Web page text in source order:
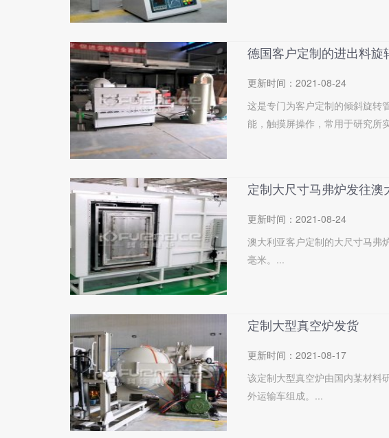
德国客户定制的进出料旋
更新时间： 2021-08-24
这是专门为客户定制的倾斜旋转
能，触摸屏操作，常用于研究所
定制大尺寸马弗炉发往澳
更新时间： 2021-08-24
澳大利亚客户定制的大尺寸马弗
毫米。...
定制大型真空炉发货
更新时间： 2021-08-17
该定制大型真空炉由国内某材料
外运输车组成。...